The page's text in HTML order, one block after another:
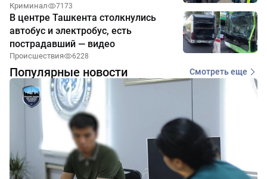
Криминал 7173
В центре Ташкента столкнулись
автобус и электробус, есть
пострадавший — видео
Происшествия 6228
Популярные новости Смотреть еще